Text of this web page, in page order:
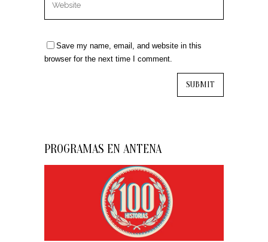
Save my name, email, and website in this
browser for the next time I comment.
PROGRAMAS EN ANTENA